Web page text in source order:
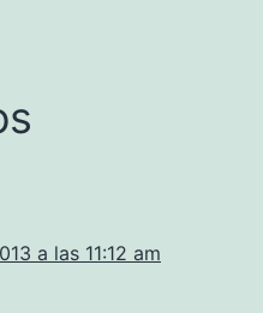
a las 11:12 am